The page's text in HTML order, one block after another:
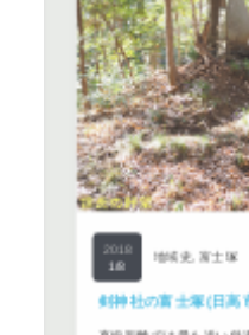
2018
1/8
地域史, 富士塚
剣神社の富士塚(日
2017
3/15
地域史,富士塚
平井の富士塚(江戸
神社)
総武緩行線の平井駅か
に平井諏訪神社があり